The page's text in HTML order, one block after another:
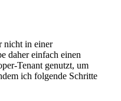
nicht in einer
daher einfach einen
Tenant genutzt, um
ich folgende Schritte